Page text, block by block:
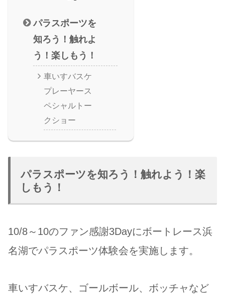
パラスポーツを
知ろう！触れよ
う！楽しもう！
車いすバスケ
プレーヤース
ペシャルトー
クショー
パラスポーツを知ろう！触れよう！楽
しもう！
10/8～10のファン感謝3Dayにボートレース浜
名湖でパラスポーツ体験会を実施します。
車いすバスケ、ゴールボール、ボッチャなど